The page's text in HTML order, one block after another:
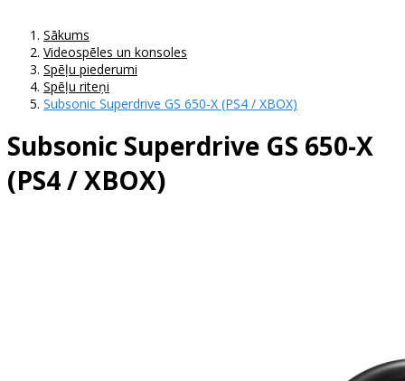
Sākums
Videospēles un konsoles
Spēļu piederumi
Spēļu riteņi
Subsonic Superdrive GS 650-X (PS4 / XBOX)
Subsonic Superdrive GS 650-X
(PS4 / XBOX)